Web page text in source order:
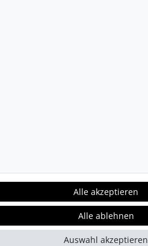
Alle akzeptieren
Alle ablehnen
Auswahl akzeptieren